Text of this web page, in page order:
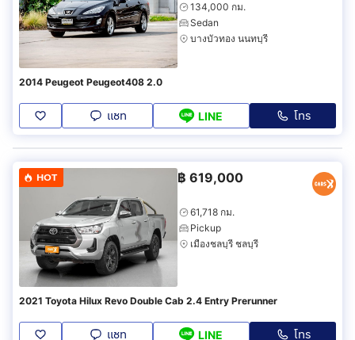
134,000 กม.
Sedan
บางบัวทอง นนทบุรี
2014 Peugeot Peugeot408 2.0
แชท LINE โทร
HOT ฿ 619,000
61,718 กม.
Pickup
เมืองชลบุรี ชลบุรี
2021 Toyota Hilux Revo Double Cab 2.4 Entry Prerunner
แชท LINE โทร